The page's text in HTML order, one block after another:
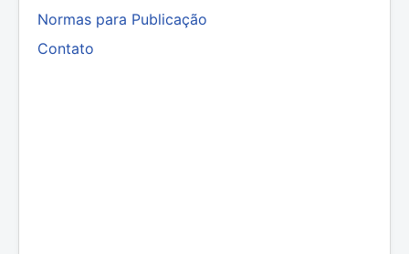
Normas para Publicação
Contato